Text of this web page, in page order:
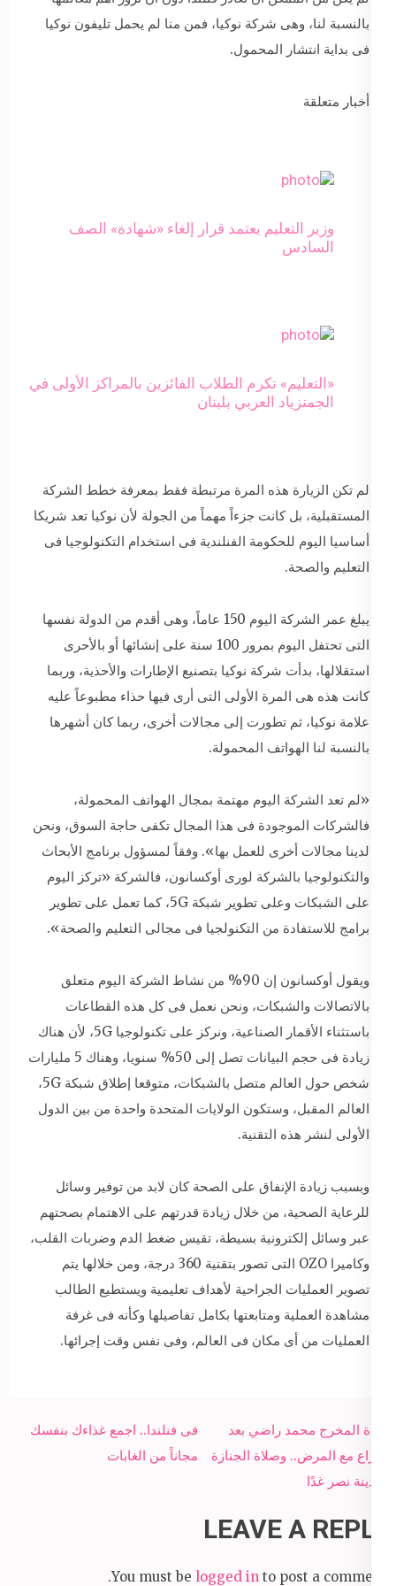
بالنسبة لنا، وهى شركة نوكيا، فمن منا لم يحمل تليفون نوكيا
فى بداية انتشار المحمول.
أخبار متعلقة
وزير التعليم يعتمد قرار إلغاء «شهادة» الصف
السادس
«التعليم» تكرم الطلاب الفائزين بالمراكز الأولى في
الجمنزياد العربي بلبنان
لم تكن الزيارة هذه المرة مرتبطة فقط بمعرفة خطط الشركة
المستقبلية، بل كانت جزءاً مهماً من الجولة لأن نوكيا تعد شريكا
أساسيا اليوم للحكومة الفنلندية فى استخدام التكنولوجيا فى
التعليم والصحة.
يبلغ عمر الشركة اليوم 150 عاماً، وهى أقدم من الدولة نفسها
التى تحتفل اليوم بمرور 100 سنة على إنشائها أو بالأحرى
استقلالها، بدأت شركة نوكيا بتصنيع الإطارات والأحذية، وربما
كانت هذه هى المرة الأولى التى أرى فيها حذاء مطبوعاً عليه
علامة نوكيا، ثم تطورت إلى مجالات أخرى، ربما كان أشهرها
بالنسبة لنا الهواتف المحمولة.
«لم تعد الشركة اليوم مهتمة بمجال الهواتف المحمولة،
فالشركات الموجودة فى هذا المجال تكفى حاجة السوق، ونحن
لدينا مجالات أخرى للعمل بها». وفقاً لمسؤول برنامج الأبحاث
والتكنولوجيا بالشركة لورى أوكسانون، فالشركة «تركز اليوم
على الشبكات وعلى تطوير شبكة 5G، كما تعمل على تطوير
برامج للاستفادة من التكنولجيا فى مجالى التعليم والصحة».
ويقول أوكسانون إن 90% من نشاط الشركة اليوم متعلق
بالاتصالات والشبكات، ونحن نعمل فى كل هذه القطاعات
باستثناء الأقمار الصناعية، ونركز على تكنولوجيا 5G، لأن هناك
زيادة فى حجم البيانات تصل إلى 50% سنويا، وهناك 5 مليارات
شخص حول العالم متصل بالشبكات، متوقعا إطلاق شبكة 5G،
العالم المقبل، وستكون الولايات المتحدة واحدة من بين الدول
الأولى لنشر هذه التقنية.
وبسبب زيادة الإنفاق على الصحة كان لابد من توفير وسائل
للرعاية الصحية، من خلال زيادة قدرتهم على الاهتمام بصحتهم
عبر وسائل إلكترونية بسيطة، تقيس ضغط الدم وضربات القلب،
وكاميرا OZO التى تصور بتقنية 360 درجة، ومن خلالها يتم
تصوير العمليات الجراحية لأهداف تعليمية ويستطيع الطالب
مشاهدة العملية ومتابعتها بكامل تفاصيلها وكأنه فى غرفة
العمليات من أى مكان فى العالم، وفى نفس وقت إجرائها.
Post
navigation
فى فنلندا.. اجمع غذاءك بنفسك
مجاناً من الغابات
وفاة المخرج محمد راضي بعد
صراع مع المرض.. وصلاة الجنازة
بمدينة نصر غدًا
LEAVE A REPLY
You must be logged in to post a comment.